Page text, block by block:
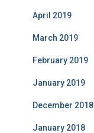
April 2019
March 2019
February 2019
January 2019
December 2018
January 2018